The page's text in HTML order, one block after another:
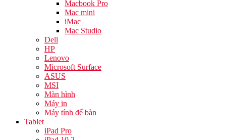
Macbook Pro
Mac mini
iMac
Mac Studio
Dell
HP
Lenovo
Microsoft Surface
ASUS
MSI
Màn hình
Máy in
Máy tính để bàn
Tablet
iPad Pro